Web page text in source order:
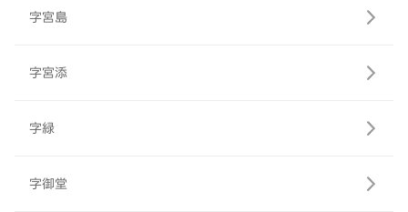
字宮島
字宮添
字緑
字御堂